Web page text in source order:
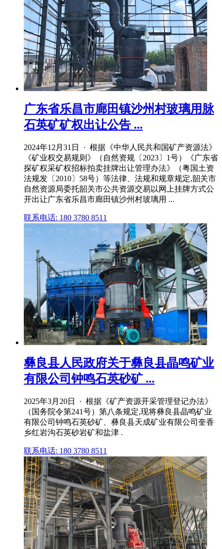
广东省乐昌市廊田镇沙州村玻璃用脉
石英矿矿权出让公告 ...
2024年12月31日 · 根据《中华人民共和国矿产资源法》
《矿业权交易规则》（自然资规〔2023〕1号）《广东省
探矿权采矿权招标拍卖挂牌出让管理办法》（粤国土资
法规发〔2010〕58号）等法律、法规和规章规定,韶关市
自然资源局委托韶关市公共资源交易以网上挂牌方式公
开出让广东省乐昌市廊田镇沙州村玻璃用 ...
联系电话: 180 3780 8511
彝良县人民政府关于彝良县晶鸣矿业
有限公司钟鸣石英砂矿 ...
2025年3月20日 · 根据《矿产资源开采管理登记办法》
（国务院令第241号）第八条规定,现将彝良县晶鸣矿业
有限公司钟鸣石英砂矿、彝良县天成矿业有限公司奎香
乡红岩沟石英砂岩矿和盐津 .
联系电话: 180 3780 8511